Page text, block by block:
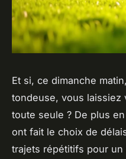
Et si, ce dimanche
tondeuse, vous laissiez
toute seule ? De plus
ont fait le choix de
trajets répétitifs pour un